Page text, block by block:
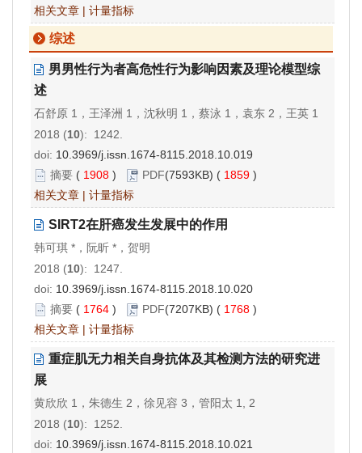
相关文章 | 计量指标
综述
男男性行为者高危性行为影响因素及理论模型综
述
石舒原 1，王泽洲 1，沈秋明 1，蔡泳 1，袁东 2，王英 1
2018 (10): 1242.
doi: 10.3969/j.issn.1674-8115.2018.10.019
摘要 ( 1908 ) PDF(7593KB) ( 1859 )
相关文章 | 计量指标
SIRT2在肝癌发生发展中的作用
韩可琪 *，阮昕 *，贺明
2018 (10): 1247.
doi: 10.3969/j.issn.1674-8115.2018.10.020
摘要 ( 1764 ) PDF(7207KB) ( 1768 )
相关文章 | 计量指标
重症肌无力相关自身抗体及其检测方法的研究进
展
黄欣欣 1，朱德生 2，徐见容 3，管阳太 1, 2
2018 (10): 1252.
doi: 10.3969/j.issn.1674-8115.2018.10.021